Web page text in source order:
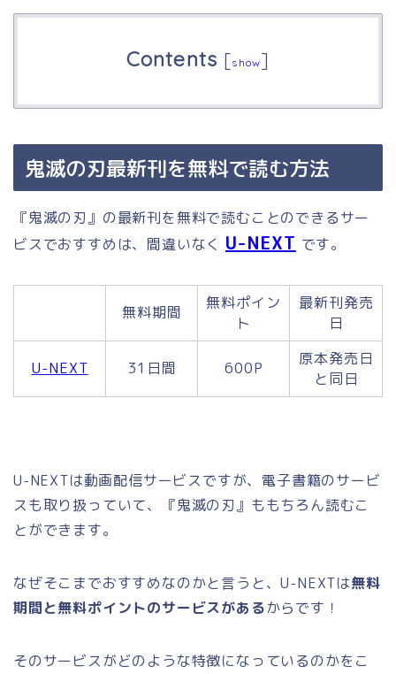
Contents [show]
鬼滅の刃最新刊を無料で読む方法
『鬼滅の刃』の最新刊を無料で読むことのできるサー
ビスでおすすめは、間違いなく U-NEXT です。
無料期間
無料ポイン
ト
最新刊発売
日
U-NEXT 31日間 600P
原本発売日
と同日
U-NEXTは動画配信サービスですが、電子書籍のサービ
スも取り扱っていて、『鬼滅の刃』ももちろん読むこ
とができます。
なぜそこまでおすすめなのかと言うと、U-NEXTは無料
期間と無料ポイントのサービスがあるからです！
そのサービスがどのような特徴になっているのかをこ